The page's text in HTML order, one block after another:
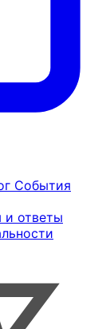
События
и ответы